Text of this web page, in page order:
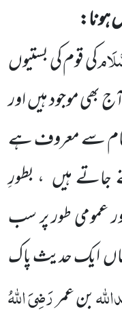
ہونا:
کی قوم کی بستیوں
بھی موجود ہیںاور
نام سے معروف ہے
جاتے ہیں ، بطورِ
عمومی طور پر سب
ایک حدیث پاک
بن عمررَضِیَ اللّٰہُ